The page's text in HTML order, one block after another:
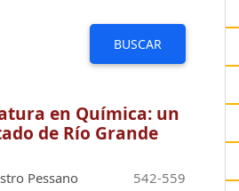
BUSCAR
en Química: un
de Río Grande
Pessano
542-559